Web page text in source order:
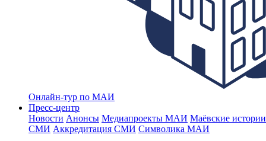
Онлайн-тур по МАИ
Пресс-центр
Новости Анонсы Медиапроекты МАИ Маёвские
СМИ Аккредитация СМИ Символика МАИ